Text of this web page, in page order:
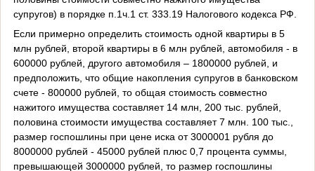
супругов) в порядке п.1ч.1 ст. 333.19 Налогового кодекса РФ.
Если примерно определить стоимость одной квартиры в 5
млн рублей, второй квартиры в 6 млн рублей, автомобиля - в
600000 рублей, другого автомобиля – 1800000 рублей, и
предположить, что общие накопления супругов в банковском
счете - 800000 рублей, то общая стоимость совместно
нажитого имущества составляет 14 млн, 200 тыс. рублей,
половина стоимости имущества составляет 7 млн. 100 тыс.,
размер госпошлины при цене иска от 3000001 рубля до
8000000 рублей - 45000 рублей плюс 0,7 процента суммы,
превышающей 3000000 рублей, то размер госпошлины